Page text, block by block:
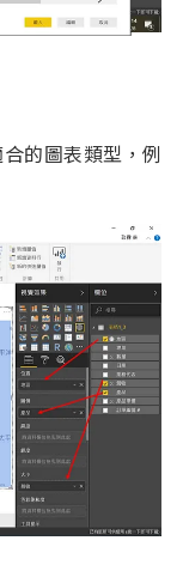
的圖表類型，例